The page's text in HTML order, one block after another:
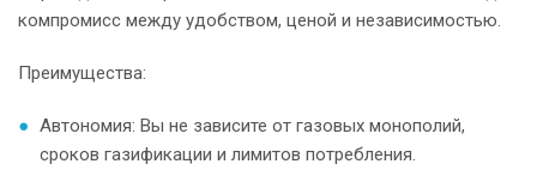
компромисс между удобством, ценой и независимостью.
Преимущества:
Автономия: Вы не зависите от газовых монополий,
сроков газификации и лимитов потребления.